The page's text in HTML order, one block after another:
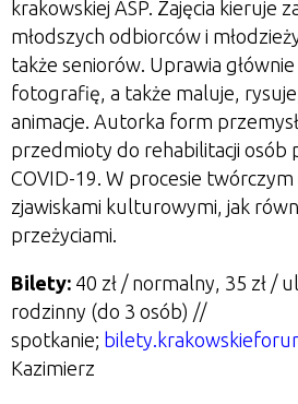
krakowskiej ASP. Zajęcia kieruje
młodszych odbiorców i
także seniorów. Uprawia
fotografię, a także maluje,
animacje. Autorka form
przedmioty do rehabilitacji osób
COVID-19. W procesie
zjawiskami kulturowymi, jak
przeżyciami.
Bilety: 40 zł / normalny, 35 zł /
rodzinny (do 3 osób) //
spotkanie;
Kazimierz